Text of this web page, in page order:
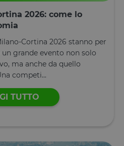
2026: come lo
Cortina 2026 stanno per
grande evento non solo
ma anche da quello
competi...
TUTTO